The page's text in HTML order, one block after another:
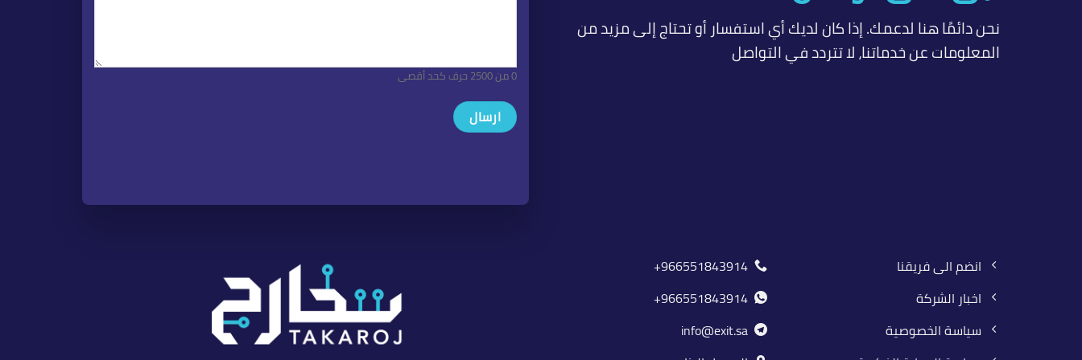
نحن دائمًا هنا لدعمك. إذا كان لديك أي استفسار أو تحتاج إلى مزيد من
المعلومات عن خدماتنا، لا تتردد في التواصل
0 من 2500 حرف كحد أقصى
انضم الى فريقنا
اخبار الشركة
سياسة الخصوصية
966551843914+
966551843914+
info@exit.sa